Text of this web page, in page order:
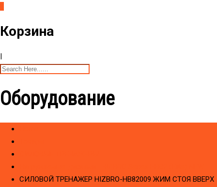
Корзина
Оборудование
СИЛОВОЙ ТРЕНАЖЕР HIZBRO-HB82009 ЖИМ СТОЯ ВВЕРХ